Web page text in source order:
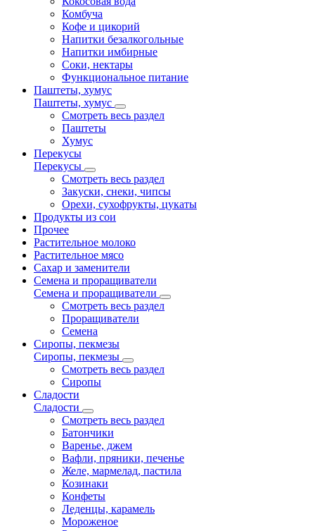
Комбуча
Кофе и цикорий
Напитки безалкогольные
Напитки имбирные
Соки, нектары
Функциональное питание
Паштеты, хумус
Паштеты, хумус
Смотреть весь раздел
Паштеты
Хумус
Перекусы
Перекусы
Смотреть весь раздел
Закуски, снеки, чипсы
Орехи, сухофрукты, цукаты
Продукты из сои
Прочее
Растительное молоко
Растительное мясо
Сахар и заменители
Семена и проращиватели
Семена и проращиватели
Смотреть весь раздел
Проращиватели
Семена
Сиропы, пекмезы
Сиропы, пекмезы
Смотреть весь раздел
Сиропы
Сладости
Сладости
Смотреть весь раздел
Батончики
Варенье, джем
Вафли, пряники, печенье
Желе, мармелад, пастила
Козинаки
Конфеты
Леденцы, карамель
Мороженое